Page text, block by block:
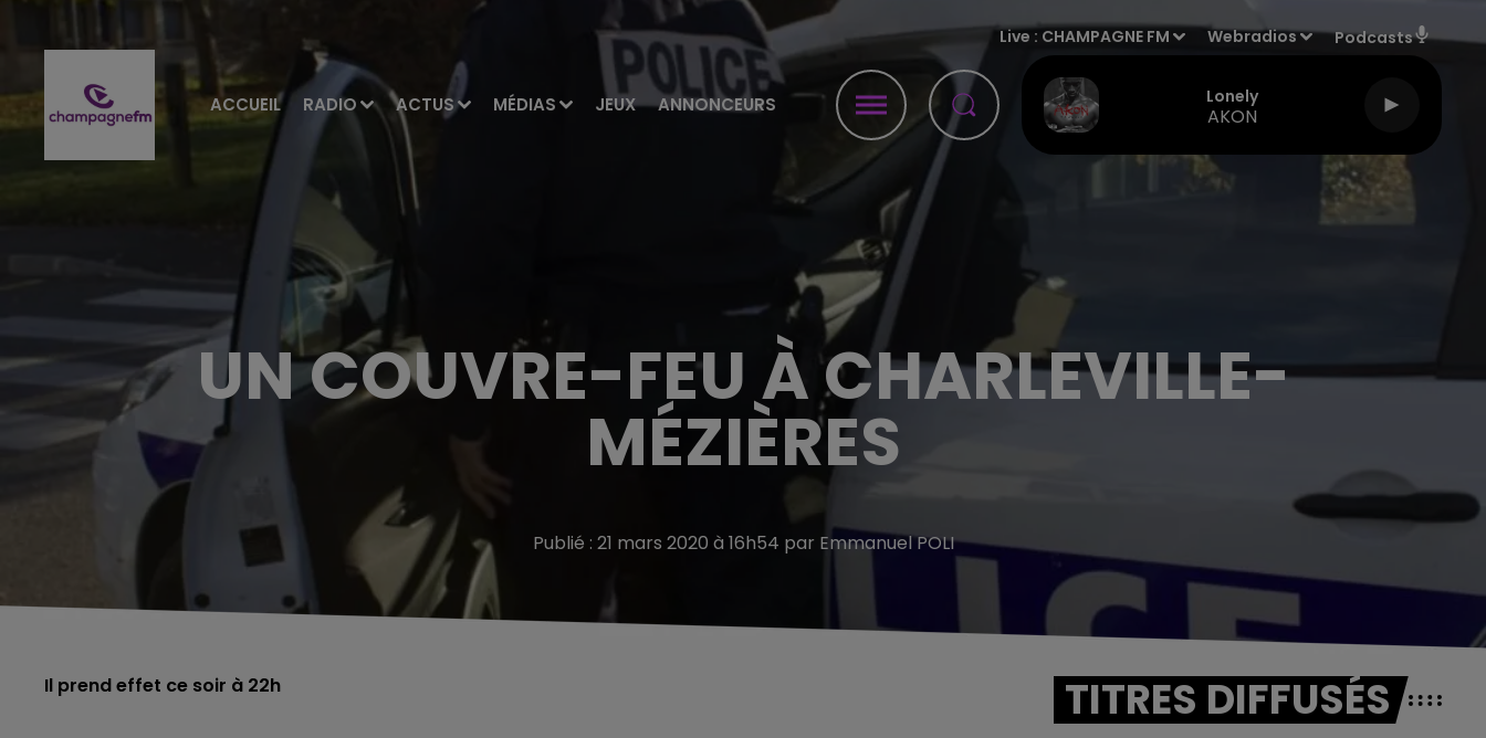
ACCUEIL RADIO ACTUS MÉDIAS JEUX ANNONCEURS
Live : CHAMPAGNE FM Webradios Podcasts
Lonely
AKON
UN COUVRE-FEU À CHARLEVILLE-
MÉZIÈRES
Publié : 21 mars 2020 à 16h54 par Emmanuel POLI
Il prend effet ce soir à 22h TITRES DIFFUSÉS